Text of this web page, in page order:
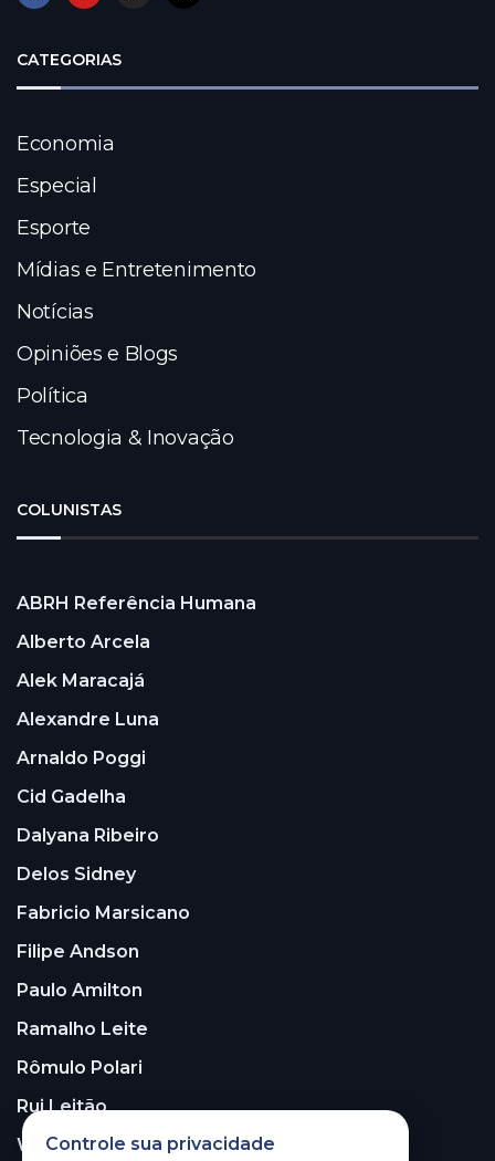
CATEGORIAS
Economia
Especial
Esporte
Mídias e Entretenimento
Notícias
Opiniões e Blogs
Política
Tecnologia & Inovação
COLUNISTAS
ABRH Referência Humana
Alberto Arcela
Alek Maracajá
Alexandre Luna
Arnaldo Poggi
Cid Gadelha
Dalyana Ribeiro
Delos Sidney
Fabricio Marsicano
Filipe Andson
Paulo Amilton
Ramalho Leite
Rômulo Polari
Rui Leitão
Walter Santos
Controle sua privacidade